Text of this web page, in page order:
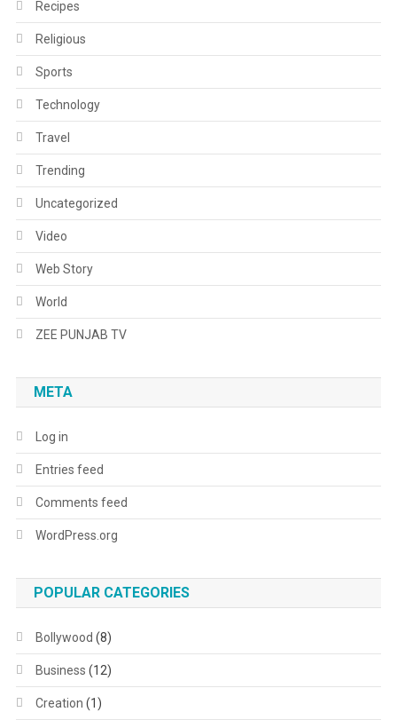
Recipes
Religious
Sports
Technology
Travel
Trending
Uncategorized
Video
Web Story
World
ZEE PUNJAB TV
META
Log in
Entries feed
Comments feed
WordPress.org
POPULAR CATEGORIES
Bollywood (8)
Business (12)
Creation (1)